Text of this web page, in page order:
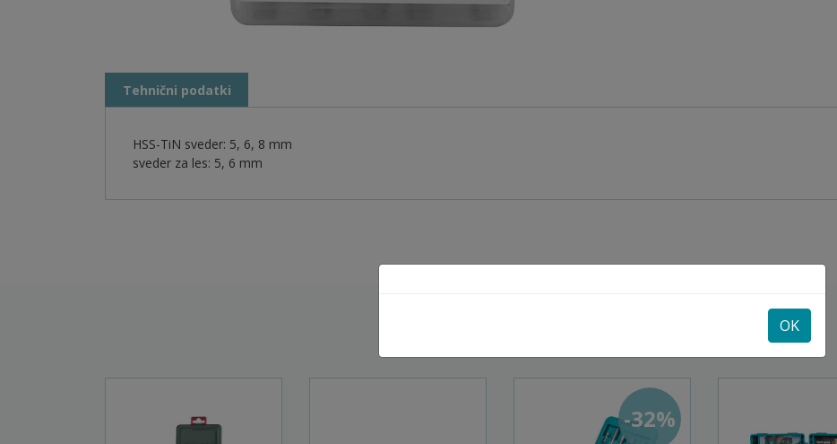
Tehnični podatki
HSS-TiN sveder: 5, 6, 8 mm
sveder za les: 5, 6 mm
-32%
OK